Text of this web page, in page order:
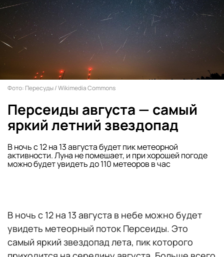
Фото: Пересуды / Wikimedia Commons
Персеиды августа — самый
яркий летний звездопад
В ночь с 12 на 13 августа будет пик метеорной
активности. Луна не помешает, и при хорошей погоде
можно будет увидеть до 110 метеоров в час
В ночь с 12 на 13 августа в небе можно будет
увидеть метеорный поток Персеиды. Это
самый яркий звездопад лета, пик которого